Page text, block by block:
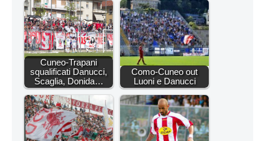
Cuneo-Trapani
squalificati Danucci,
Scaglia, Donida…
Como-Cuneo out
Luoni e Danucci